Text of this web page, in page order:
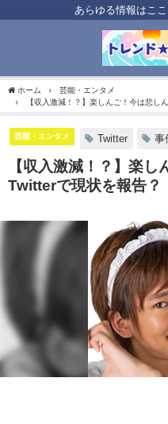
あらゆる情報はこ
ホーム
芸能・エンタメ
【収入激減！？】楽しんご！今は悲し
芸能・エンタメ Twitter 事
【収入激減！？】楽し
Twitterで現状を報告？